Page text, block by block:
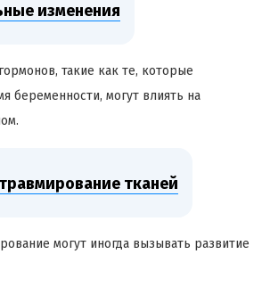
изменения
такие как те, которые
беременности, могут влиять на
тканей
могут иногда вызывать развитие